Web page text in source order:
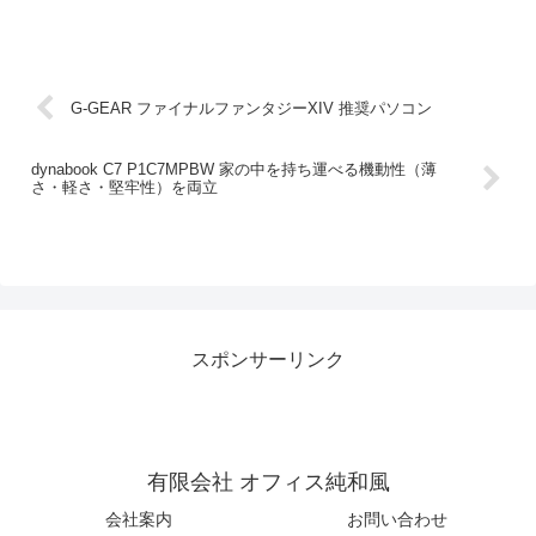
G-GEAR ファイナルファンタジーXIV 推奨パソコン
dynabook C7 P1C7MPBW 家の中を持ち運べる機動性（薄
さ・軽さ・堅牢性）を両立
スポンサーリンク
有限会社 オフィス純和風
会社案内 お問い合わせ